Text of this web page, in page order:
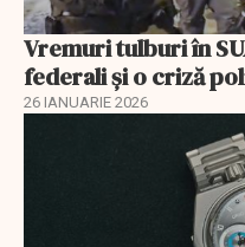
Vremuri tulburi în
federali și o criză
26 IANUARIE 2026